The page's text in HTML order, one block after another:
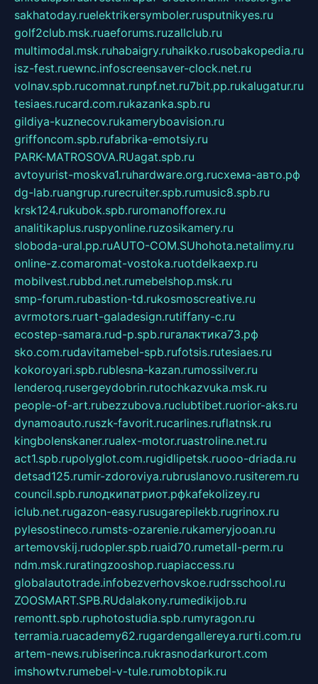
sakhatoday.ruelektrikersymboler.rusputnikyes.ru
golf2club.msk.ruaeforums.ruzallclub.ru
multimodal.msk.ruhabaigry.ruhaikko.rusobakopedia.ru
isz-fest.ruewnc.infoscreensaver-clock.net.ru
volnav.spb.rucomnat.runpf.net.ru7bit.pp.rukalugatur.ru
tesiaes.rucard.com.rukazanka.spb.ru
gildiya-kuznecov.rukameryboavision.ru
griffoncom.spb.rufabrika-emotsiy.ru
PARK-MATROSOVA.RUagat.spb.ru
avtoyurist-moskva1.ruhardware.org.ruсхема-авто.рф
dg-lab.ruangrup.rurecruiter.spb.rumusic8.spb.ru
krsk124.rukubok.spb.ruromanofforex.ru
analitikaplus.ruspyonline.ruzosikamery.ru
sloboda-ural.pp.ruAUTO-COM.SUhohota.netalimy.ru
online-z.comaromat-vostoka.ruotdelkaexp.ru
mobilvest.rubbd.net.rumebelshop.msk.ru
smp-forum.rubastion-td.rukosmoscreative.ru
avrmotors.ruart-galadesign.rutiffany-c.ru
ecostep-samara.rud-p.spb.ruгалактика73.рф
sko.com.rudavitamebel-spb.rufotsis.rutesiaes.ru
kokoroyari.spb.rublesna-kazan.rumossilver.ru
lenderoq.rusergeydobrin.rutochkazvuka.msk.ru
people-of-art.rubezzubova.ruclubtibet.ruorior-aks.ru
dynamoauto.ruszk-favorit.rucarlines.ruflatnsk.ru
kingbolenskaner.rualex-motor.ruastroline.net.ru
act1.spb.rupolyglot.com.rugidlipetsk.ruooo-driada.ru
detsad125.rumir-zdoroviya.rubruslanovo.rusiterem.ru
council.spb.ruлодкипатриот.рфkafekolizey.ru
iclub.net.rugazon-easy.rusugarepilekb.rugrinox.ru
pylesostineco.rumsts-ozarenie.rukameryjooan.ru
artemovskij.rudopler.spb.ruaid70.rumetall-perm.ru
ndm.msk.ruratingzooshop.ruapiaccess.ru
globalautotrade.infobezverhovskoe.rudrsschool.ru
ZOOSMART.SPB.RUdalakony.rumedikijob.ru
remontt.spb.ruphotostudia.spb.rumyragon.ru
terramia.ruacademy62.rugardengallereya.rurti.com.ru
artem-news.rubiserinca.rukrasnodarkurort.com
imshowtv.rumebel-v-tule.rumobtopik.ru